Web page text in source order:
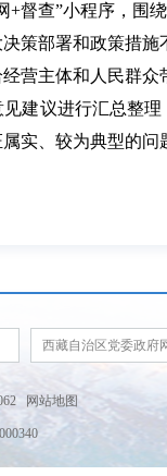
+督查”小程序，
策部署和政策措
营主体和人民群
建议进行汇总整
实、较为典型的
西藏自治区党委政府
网站地图